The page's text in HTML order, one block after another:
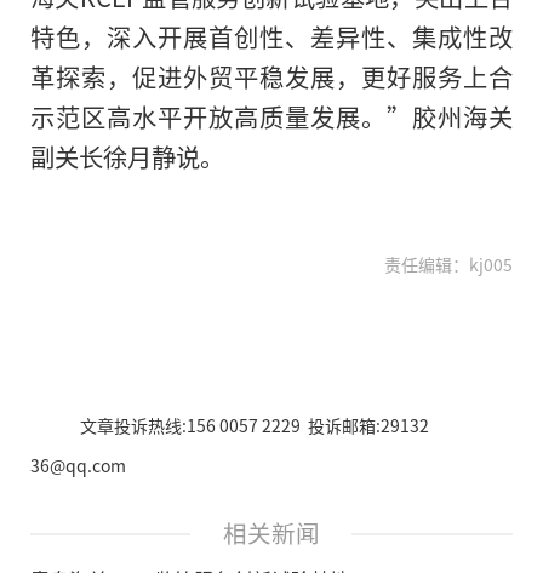
特色，深入开展首创性、差异性、集成性改
革探索，促进外贸平稳发展，更好服务上合
示范区高水平开放高质量发展。”胶州海关
副关长徐月静说。
责任编辑：kj005
文章投诉热线:156 0057 2229 投诉邮箱:29132
36@qq.com
相关新闻